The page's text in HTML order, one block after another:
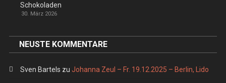
Schokoladen
30. März 2026
NEUSTE KOMMENTARE
Sven Bartels zu Johanna Zeul – Fr. 19.12.2025 – Berlin, Lido